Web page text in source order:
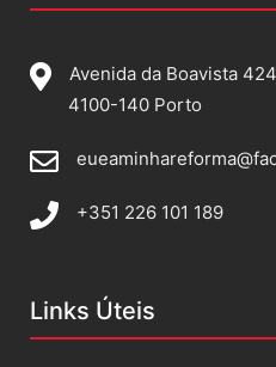
Avenida da Boavista
4100-140 Porto
+351 226 101 189
Links Úteis